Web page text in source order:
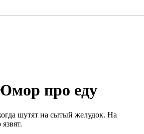
про еду
шутят на сытый желудок. На